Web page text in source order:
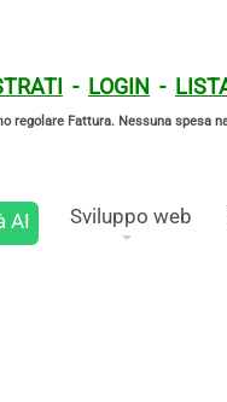
- LOGIN -
regolare Fattura. Nessuna spesa
AI Sviluppo web